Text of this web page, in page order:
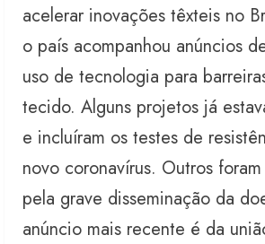
acelerar inovações têxteis no
o país acompanhou anúncios
uso de tecnologia para
tecido. Alguns projetos já
e incluíram os testes de
novo coronavírus. Outros
pela grave disseminação da
anúncio mais recente é da